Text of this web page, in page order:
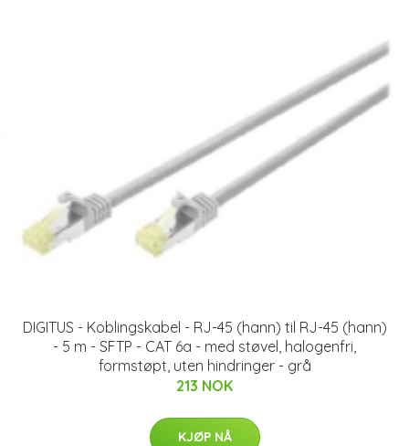
DIGITUS - Koblingskabel - RJ-45 (hann) til RJ-45 (hann)
- 5 m - SFTP - CAT 6a - med støvel, halogenfri,
formstøpt, uten hindringer - grå
213 NOK
KJØP NÅ